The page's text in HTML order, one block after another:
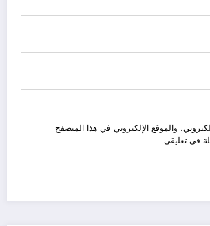
والموقع الإلكتروني في هذا المتصفح
في تعليقي.